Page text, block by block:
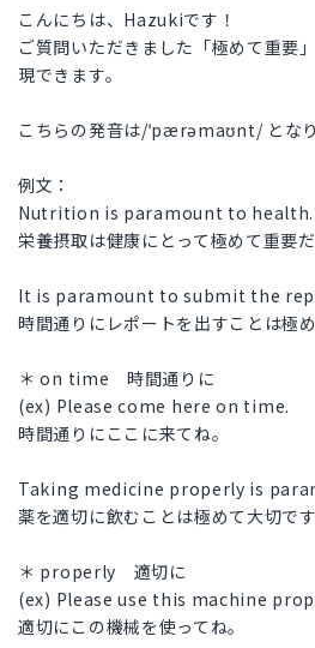
こんにちは、Hazukiです！
ご質問いただきました「極めて重要
現できます。
こちらの発音は/ˈpærəmaʊnt/ となり
例文：
Nutrition is paramount to health.
栄養摂取は健康にとって極めて重要だ
It is paramount to submit the
時間通りにレポートを出すことは極め
＊ on time 時間通りに
(ex) Please come here on time.
時間通りにここに来てね。
Taking medicine properly is
薬を適切に飲むことは極めて大切です
＊ properly 適切に
(ex) Please use this machine
適切にこの機械を使ってね。